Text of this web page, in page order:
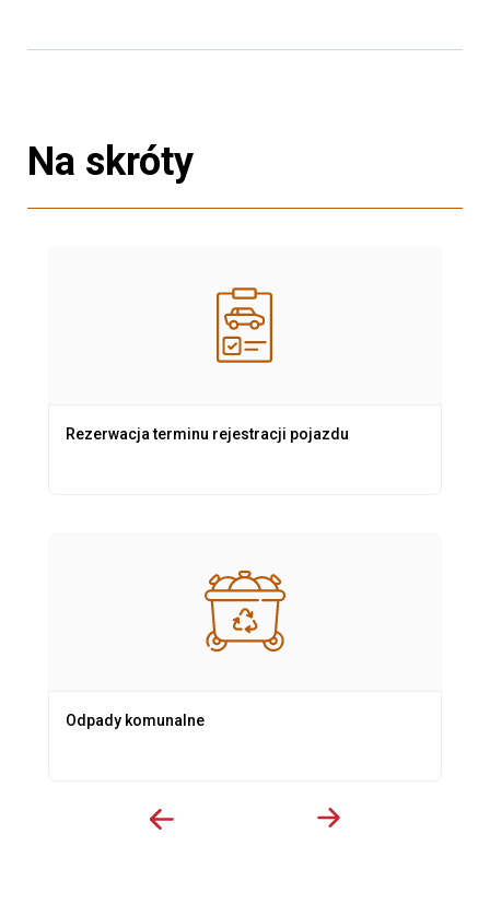
Na skróty
Rezerwacja terminu rejestracji pojazdu
Odpady komunalne